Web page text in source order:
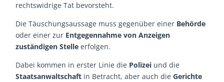
rechtswidrige Tat bevorsteht.
Die Täuschungsaussage muss gegenüber einer Behörde
oder einer zur Entgegennahme von Anzeigen
zuständigen Stelle erfolgen.
Dabei kommen in erster Linie die Polizei und die
Staatsanwaltschaft in Betracht, aber auch dieGerichte